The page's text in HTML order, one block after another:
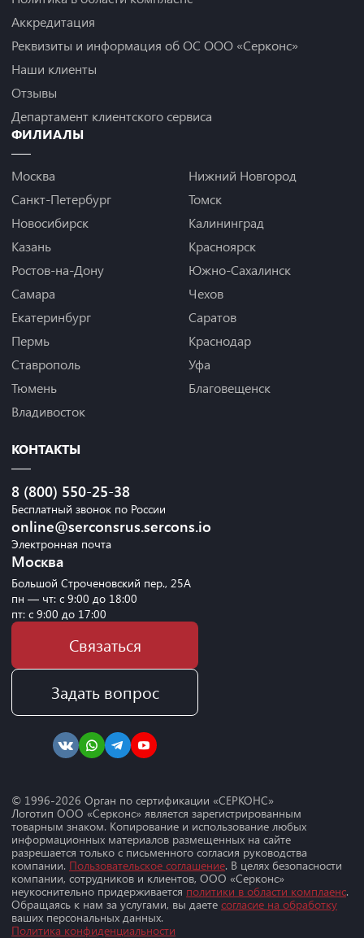
Аккредитация
Реквизиты и информация об ОС ООО «Серконс»
Наши клиенты
Отзывы
Департамент клиентского сервиса
ФИЛИАЛЫ
Москва
Санкт-Петербург
Новосибирск
Казань
Ростов-на-Дону
Самара
Екатеринбург
Пермь
Ставрополь
Тюмень
Владивосток
Нижний Новгород
Томск
Калининград
Красноярск
Южно-Сахалинск
Чехов
Саратов
Краснодар
Уфа
Благовещенск
КОНТАКТЫ
8 (800) 550-25-38
Бесплатный звонок по России
online@serconsrus.sercons.io
Электронная почта
Москва
Большой Строченовский пер., 25А
пн — чт: с 9:00 до 18:00
пт: с 9:00 до 17:00
Связаться
Задать вопрос
© 1996-2026 Орган по сертификации «СЕРКОНС»
Логотип ООО «Серконс» является зарегистрированным
товарным знаком. Копирование и использование любых
информационных материалов размещенных на сайте
разрешается только с письменного согласия руководства
компании. Пользовательское соглашение. В целях безопасности
компании, сотрудников и клиентов, ООО «Серконс»
неукоснительно придерживается политики в области комплаенс.
Обращаясь к нам за услугами, вы даете согласие на обработку
ваших персональных данных.
Политика конфиденциальности